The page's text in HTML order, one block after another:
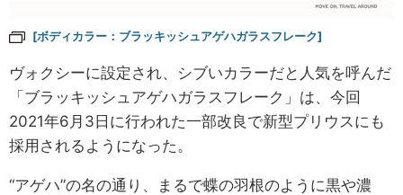
[ボディカラー：ブラッキッシュアゲハガラスフレーク]
ヴォクシーに設定され、シブいカラーだと人気を呼んだ
「ブラッキッシュアゲハガラスフレーク」は、今回
2021年6月3日に行われた一部改良で新型プリウスにも
採用されるようになった。
“アゲハ”の名の通り、まるで蝶の羽根のように黒や濃